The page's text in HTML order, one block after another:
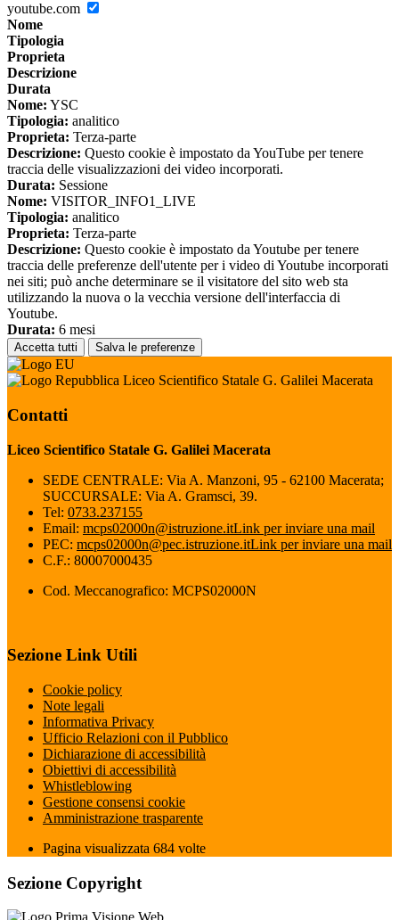
youtube.com
Nome
Tipologia
Proprieta
Descrizione
Durata
Nome: YSC
Tipologia: analitico
Proprieta: Terza-parte
Descrizione: Questo cookie è impostato da YouTube per tenere
traccia delle visualizzazioni dei video incorporati.
Durata: Sessione
Nome: VISITOR_INFO1_LIVE
Tipologia: analitico
Proprieta: Terza-parte
Descrizione: Questo cookie è impostato da Youtube per tenere
traccia delle preferenze dell'utente per i video di Youtube incorporati
nei siti; può anche determinare se il visitatore del sito web sta
utilizzando la nuova o la vecchia versione dell'interfaccia di
Youtube.
Durata: 6 mesi
Accetta tutti Salva le preferenze
Liceo Scientifico Statale G. Galilei Macerata
Contatti
Liceo Scientifico Statale G. Galilei Macerata
SEDE CENTRALE: Via A. Manzoni, 95 - 62100 Macerata;
SUCCURSALE: Via A. Gramsci, 39.
Tel: 0733.237155
Email: mcps02000n@istruzione.itLink per inviare una mail
PEC: mcps02000n@pec.istruzione.itLink per inviare una mail
C.F.: 80007000435
Cod. Meccanografico: MCPS02000N
Sezione Link Utili
Cookie policy
Note legali
Informativa Privacy
Ufficio Relazioni con il Pubblico
Dichiarazione di accessibilità
Obiettivi di accessibilità
Whistleblowing
Gestione consensi cookie
Amministrazione trasparente
Pagina visualizzata 684 volte
Sezione Copyright